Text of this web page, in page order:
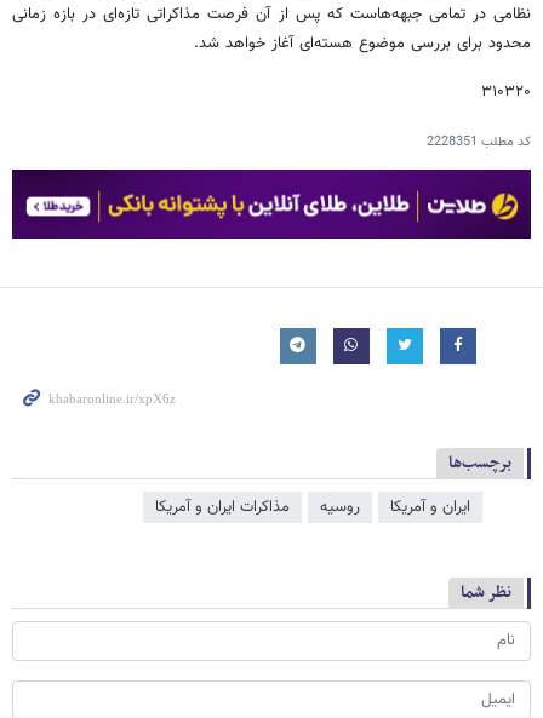
نظامی در تمامی جبهه‌هاست که پس از آن فرصت مذاکراتی تازه‌ای در بازه زمانی
محدود برای بررسی موضوع هسته‌ای آغاز خواهد شد.
۳۱۰۳۲۰
کد مطلب 2228351
برچسب‌ها
ایران و آمریکا روسیه مذاکرات ایران و آمریکا
نظر شما